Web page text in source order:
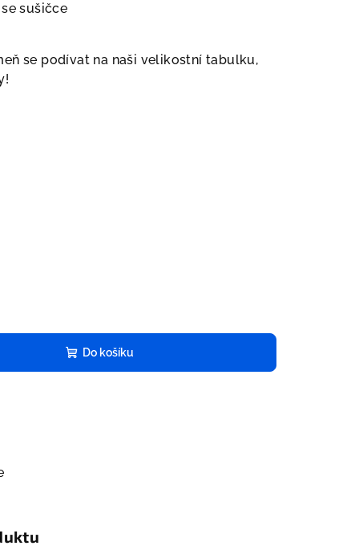
sušičce
se podívat na naši velikostní tabulku,
Do košíku